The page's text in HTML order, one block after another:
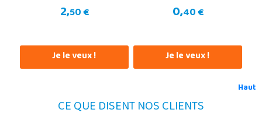
2,50 €
Je le veux !
0,40 €
Je le veux !
Haut
CE QUE DISENT NOS CLIENTS